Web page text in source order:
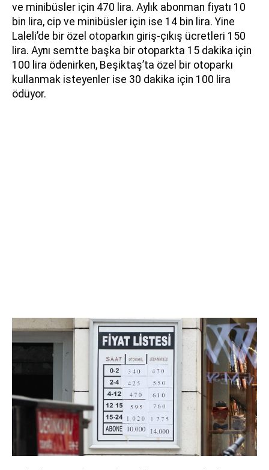
ve minibüsler için 470 lira. Aylık abonman fiyatı 10
bin lira, cip ve minibüsler için ise 14 bin lira. Yine
Laleli’de bir özel otoparkın giriş-çıkış ücretleri 150
lira. Aynı semtte başka bir otoparkta 15 dakika için
100 lira ödenirken, Beşiktaş’ta özel bir otoparkı
kullanmak isteyenler ise 30 dakika için 100 lira
ödüyor.